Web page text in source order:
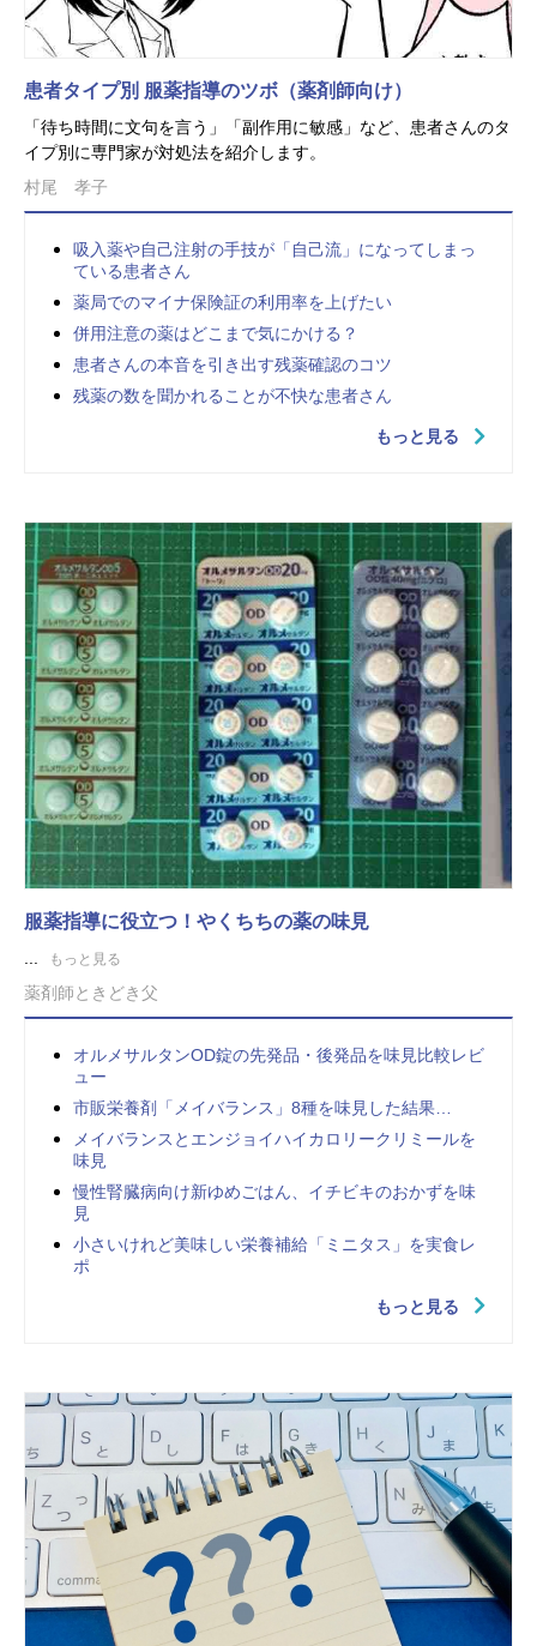
患者タイプ別 服薬指導のツボ（薬剤師向け）
「待ち時間に文句を言う」「副作用に敏感」など、患者さんのタ
イプ別に専門家が対処法を紹介します。
村尾 孝子
吸入薬や自己注射の手技が「自己流」になってしまっ
ている患者さん
薬局でのマイナ保険証の利用率を上げたい
併用注意の薬はどこまで気にかける？
患者さんの本音を引き出す残薬確認のコツ
残薬の数を聞かれることが不快な患者さん
もっと見る
服薬指導に役立つ！やくちちの薬の味見
もっと見る
薬剤師ときどき父
オルメサルタンOD錠の先発品・後発品を味見比較レビ
ュー
市販栄養剤「メイバランス」8種を味見した結果…
メイバランスとエンジョイハイカロリークリミールを
味見
慢性腎臓病向け新ゆめごはん、イチビキのおかずを味
見
小さいけれど美味しい栄養補給「ミニタス」を実食レ
ポ
もっと見る